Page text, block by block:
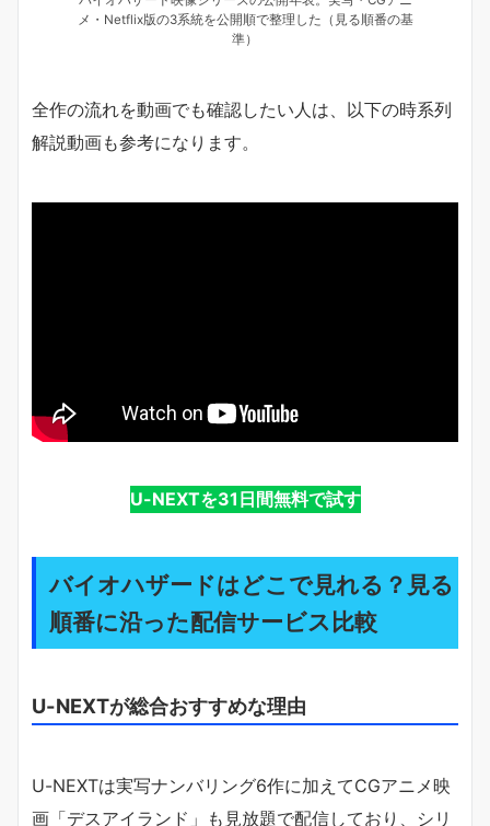
メ・Netflix版の3系統を公開順で整理した（見る順番の基
準）
全作の流れを動画でも確認したい人は、以下の時系列
解説動画も参考になります。
U-NEXTを31日間無料で試す
バイオハザードはどこで見れる？見る
順番に沿った配信サービス比較
U-NEXTが総合おすすめな理由
U-NEXTは実写ナンバリング6作に加えてCGアニメ映
画「デスアイランド」も見放題で配信しており、シリ